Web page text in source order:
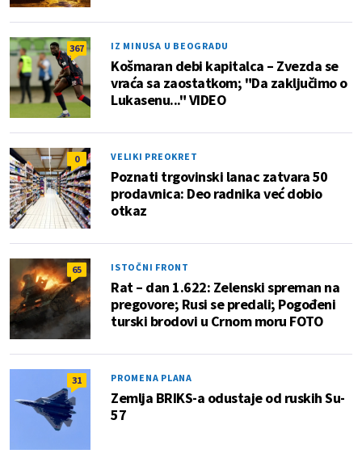
367 IZ MINUSA U BEOGRADU
Košmaran debi kapitalca – Zvezda se
vraća sa zaostatkom; "Da zaključimo o
Lukasenu..." VIDEO
0 VELIKI PREOKRET
Poznati trgovinski lanac zatvara 50
prodavnica: Deo radnika već dobio
otkaz
65 ISTOČNI FRONT
Rat – dan 1.622: Zelenski spreman na
pregovore; Rusi se predali; Pogođeni
turski brodovi u Crnom moru FOTO
31 PROMENA PLANA
Zemlja BRIKS-a odustaje od ruskih Su-
57